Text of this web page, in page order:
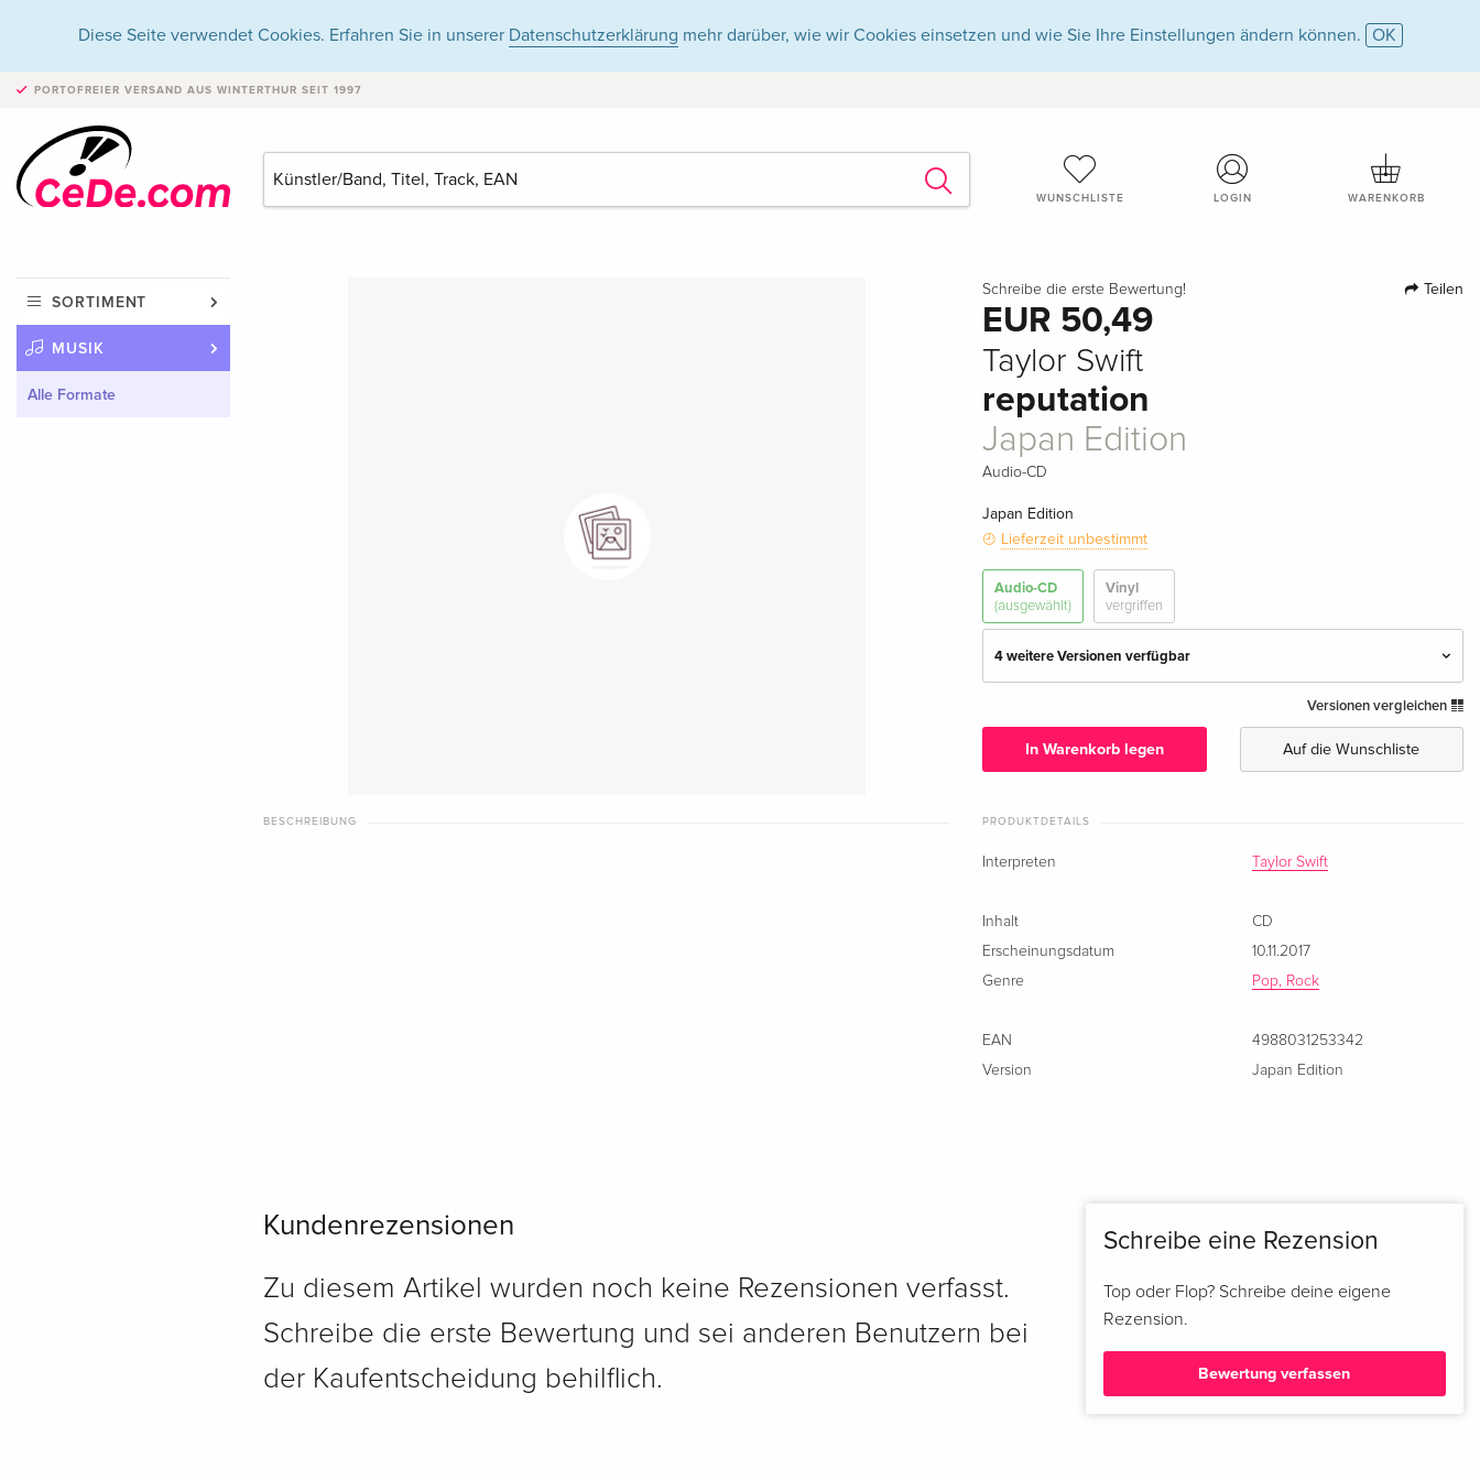
Diese Seite verwendet Cookies. Erfahren Sie in unserer Datenschutzerklärung mehr darüber, wie wir Cookies einsetzen und wie Sie Ihre Einstellungen ändern können. OK
PORTOFREIER VERSAND AUS WINTERTHUR SEIT 1997
WUNSCHLISTE LOGIN WARENKORB
SORTIMENT
MUSIK
Alle Formate
Schreibe die erste Bewertung! Teilen
EUR 50,49
Taylor Swift
reputation
Japan Edition
Audio-CD
Japan Edition
Lieferzeit unbestimmt
Audio-CD
(ausgewählt)
Vinyl
vergriffen
4 weitere Versionen verfügbar
· Japan Edition
EUR 50,49
Japan Edition, Limited Edition, CD + DVD
Versionen vergleichen
In Warenkorb legen Auf die Wunschliste
BESCHREIBUNG PRODUKTDETAILS
Interpreten Taylor Swift
Inhalt
CD
Erscheinungsdatum
10.11.2017
Genre
Pop, Rock
EAN
4988031253342
Version
Japan Edition
Kundenrezensionen
Zu diesem Artikel wurden noch keine Rezensionen verfasst.
Schreibe die erste Bewertung und sei anderen Benutzern bei
der Kaufentscheidung behilflich.
Schreibe eine Rezension
Top oder Flop? Schreibe deine eigene
Rezension.
Bewertung verfassen